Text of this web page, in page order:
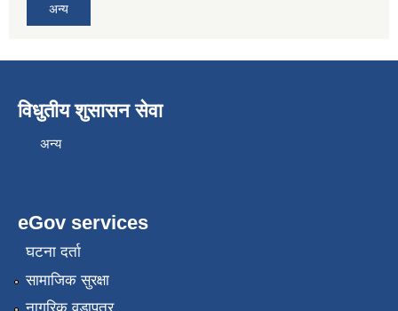
अन्य
विधुतीय शुसासन सेवा
अन्य
eGov services
घटना दर्ता
सामाजिक सुरक्षा